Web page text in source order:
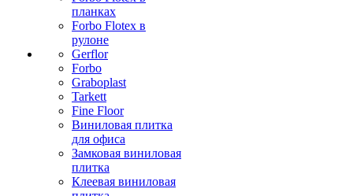
планках
Forbo Flotex в
рулоне
Gerflor
Forbo
Graboplast
Tarkett
Fine Floor
Виниловая плитка
для офиса
Замковая виниловая
плитка
Клеевая виниловая